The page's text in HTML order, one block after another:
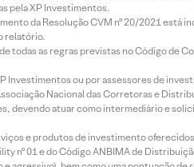
pela XP Investimentos.
da Resolução CVM nº 20/2021 está
relatório.
todas as regras previstas no Código de
ou por assessores de
Nacional das Corretoras e
devendo atuar como intermediário e
e produtos de investimento
nº 01 e do Código ANBIMA de